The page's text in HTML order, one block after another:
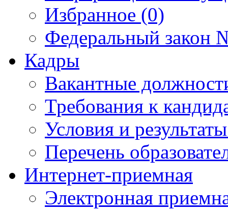
Избранное (0)
Федеральный закон
Кадры
Вакантные
Требования к
Условия и
Перечень
Интернет-приемная
Электронная